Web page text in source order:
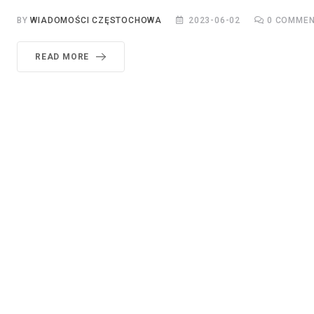
BYWIADOMOŚCI CZĘSTOCHOWA 2023-06-02 0
READ MORE